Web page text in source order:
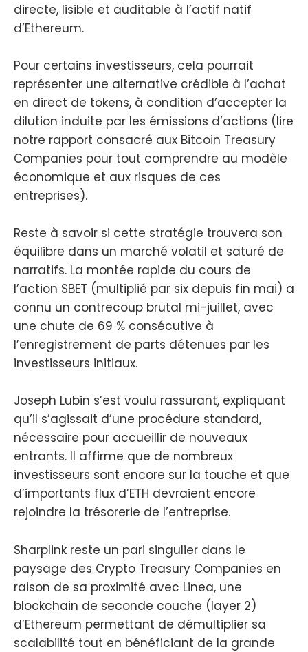
directe, lisible et auditable à l’actif natif
d’Ethereum.
Pour certains investisseurs, cela pourrait
représenter une alternative crédible à l’achat
en direct de tokens, à condition d’accepter la
dilution induite par les émissions d’actions (lire
notre rapport consacré aux Bitcoin Treasury
Companies pour tout comprendre au modèle
économique et aux risques de ces
entreprises).
Reste à savoir si cette stratégie trouvera son
équilibre dans un marché volatil et saturé de
narratifs. La montée rapide du cours de
l’action SBET (multiplié par six depuis fin mai) a
connu un contrecoup brutal mi-juillet, avec
une chute de 69 % consécutive à
l’enregistrement de parts détenues par les
investisseurs initiaux.
Joseph Lubin s’est voulu rassurant, expliquant
qu’il s’agissait d’une procédure standard,
nécessaire pour accueillir de nouveaux
entrants. Il affirme que de nombreux
investisseurs sont encore sur la touche et que
d’importants flux d’ETH devraient encore
rejoindre la trésorerie de l’entreprise.
Sharplink reste un pari singulier dans le
paysage des Crypto Treasury Companies en
raison de sa proximité avec Linea, une
blockchain de seconde couche (layer 2)
d’Ethereum permettant de démultiplier sa
scalabilité tout en bénéficiant de la grande